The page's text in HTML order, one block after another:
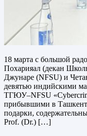
18 марта с большой
Похарияал (декан
Джунаре (NFSU) и
девятью индийскими
ТГЮУ–NFSU
прибывшими в Ташкент
подарки,
Prof. (Dr.) […]